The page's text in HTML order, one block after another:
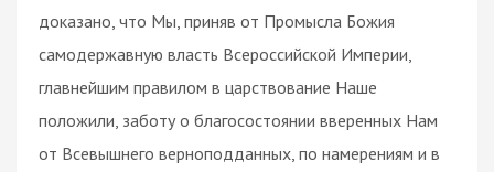
доказано, что Мы, приняв от Промысла Божия
самодержавную власть Всероссийской Империи,
главнейшим правилом в царствование Наше
положили, заботу о благосостоянии вверенных Нам
от Всевышнего верноподданных, по намерениям и в